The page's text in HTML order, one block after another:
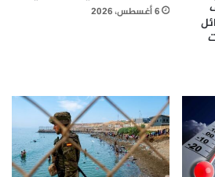
6 أغسطس، 2026